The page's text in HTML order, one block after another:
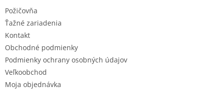
Požičovňa
Ťažné zariadenia
Kontakt
Obchodné podmienky
Podmienky ochrany osobných údajov
Veľkoobchod
Moja objednávka